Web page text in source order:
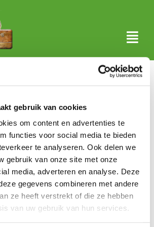
gebruik van cookies
om content en advertenties te
functies voor social media te bieden
te analyseren. Ook delen we
gebruik van onze site met onze
media, adverteren en analyse. Deze
gegevens combineren met andere
ze heeft verstrekt of die ze hebben
van uw gebruik van hun services.
Thuis
Waar actief?
Aanmelden
Nieuws
Contact